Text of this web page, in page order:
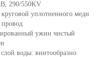
290/550KV
уплотненного меди
ужин чистый
воды: винтообразно